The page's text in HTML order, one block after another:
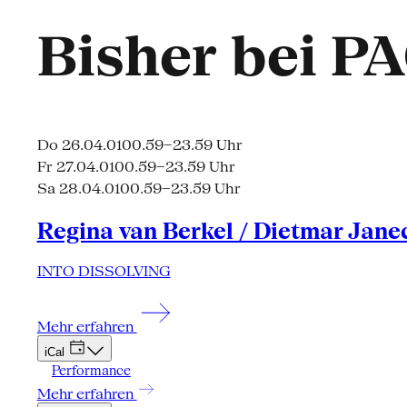
Bisher bei
Do 26.04.0100.59–23.59 Uhr
Fr 27.04.0100.59–23.59 Uhr
Sa 28.04.0100.59–23.59 Uhr
Regina van Berkel / Dietmar
INTO DISSOLVING
Mehr erfahren
iCal
Performance
Mehr erfahren